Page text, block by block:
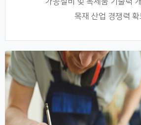
목재 산업 경쟁력 확